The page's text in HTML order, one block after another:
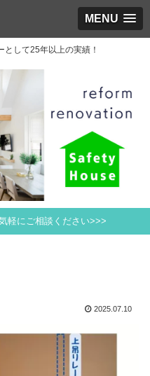
MENU
して25年以上の実績！
軽にご相談ください>>>
2025.07.10